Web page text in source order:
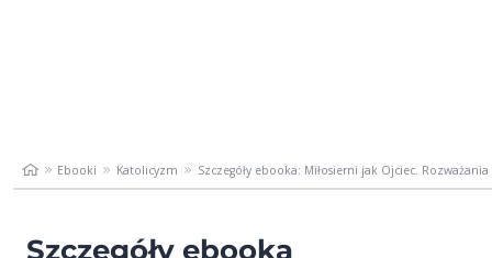
Ebooki Katolicyzm Szczegóły ebooka: Miłosierni jak Ojciec.
Szczegóły ebooka